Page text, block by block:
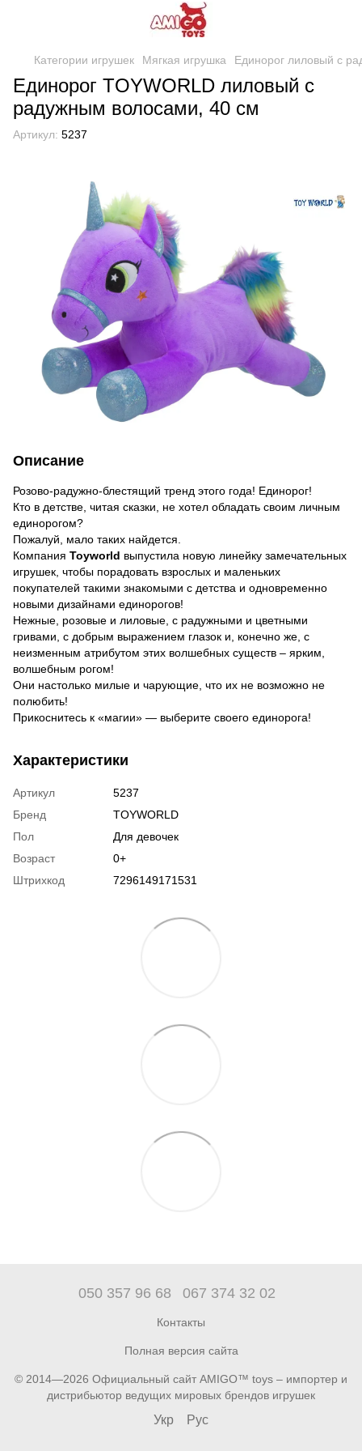
Категории игрушек Мягкая игрушка Единорог лиловый с
Единорог TOYWORLD лиловый с
радужным волосами, 40 см
Артикул: 5237
Описание
Розово-радужно-блестящий тренд этого года! Единорог!
Кто в детстве, читая сказки, не хотел обладать своим личным
единорогом?
Пожалуй, мало таких найдется.
Компания Toyworld выпустила новую линейку замечательных
игрушек, чтобы порадовать взрослых и маленьких
покупателей такими знакомыми с детства и одновременно
новыми дизайнами единорогов!
Нежные, розовые и лиловые, с радужными и цветными
гривами, с добрым выражением глазок и, конечно же, с
неизменным атрибутом этих волшебных существ – ярким,
волшебным рогом!
Они настолько милые и чарующие, что их не возможно не
полюбить!
Прикоснитесь к «магии» — выберите своего единорога!
Характеристики
Артикул
5237
Бренд
TOYWORLD
Пол
Для девочек
Возраст
0+
Штрихкод
7296149171531
050 357 96 68 067 374 32 02
Контакты
Полная версия сайта
© 2014—2026 Официальный сайт AMIGO™ toys – импортер и
дистрибьютор ведущих мировых брендов игрушек
Укр Рус